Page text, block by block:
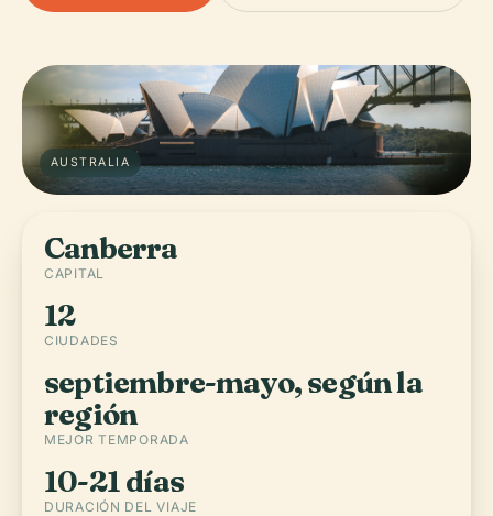
AUSTRALIA
Canberra
CAPITAL
12
CIUDADES
septiembre-mayo, según la
región
MEJOR TEMPORADA
10-21 días
DURACIÓN DEL VIAJE